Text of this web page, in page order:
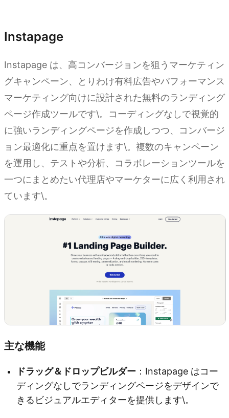
Instapage
Instapage は、高コンバージョンを狙うマーケティン
グキャンペーン、とりわけ有料広告やパフォーマンス
マーケティング向けに設計された無料のランディング
ページ作成ツールです\。コーディングなしで視覚的
に強いランディングページを作成しつつ、コンバージ
ョン最適化に重点を置けます\。複数のキャンペーン
を運用し、テストや分析、コラボレーションツールを
一つにまとめたい代理店やマーケターに広く利用され
ています\。
主な機能
ドラッグ＆ドロップビルダー ：Instapage はコー
ディングなしでランディングページをデザインで
きるビジュアルエディターを提供します\。